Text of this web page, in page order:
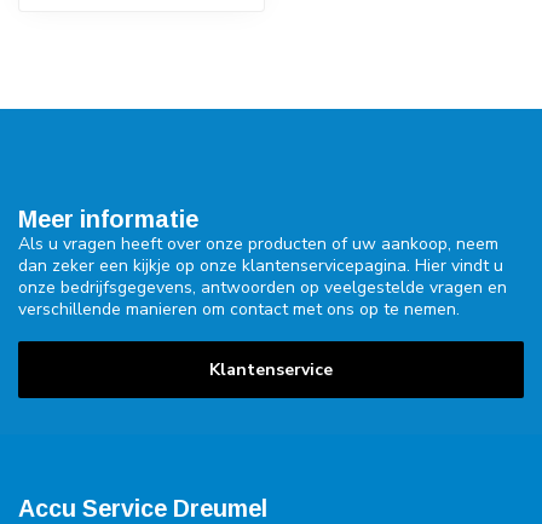
Meer informatie
Als u vragen heeft over onze producten of uw aankoop, neem
dan zeker een kijkje op onze klantenservicepagina. Hier vindt u
onze bedrijfsgegevens, antwoorden op veelgestelde vragen en
verschillende manieren om contact met ons op te nemen.
Klantenservice
Accu Service Dreumel